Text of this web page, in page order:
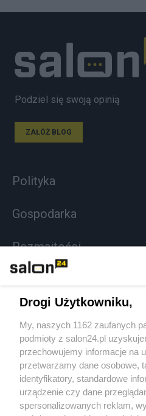
Podziel się swoją opinią
ZAŁÓŻ BLOG
Polityka
Gospodarka
Rozmaitości
Sport
Społeczeństwo
Kultura
Drogi Użytkowniku,
My, naszych 1162 zaufanych
podmioty z salon24.pl
przechowujemy informacje na
przetwarzamy dane osobowe,
identyfikatory, standardowe
urządzenie czy dane
spersonalizowanych reklam,